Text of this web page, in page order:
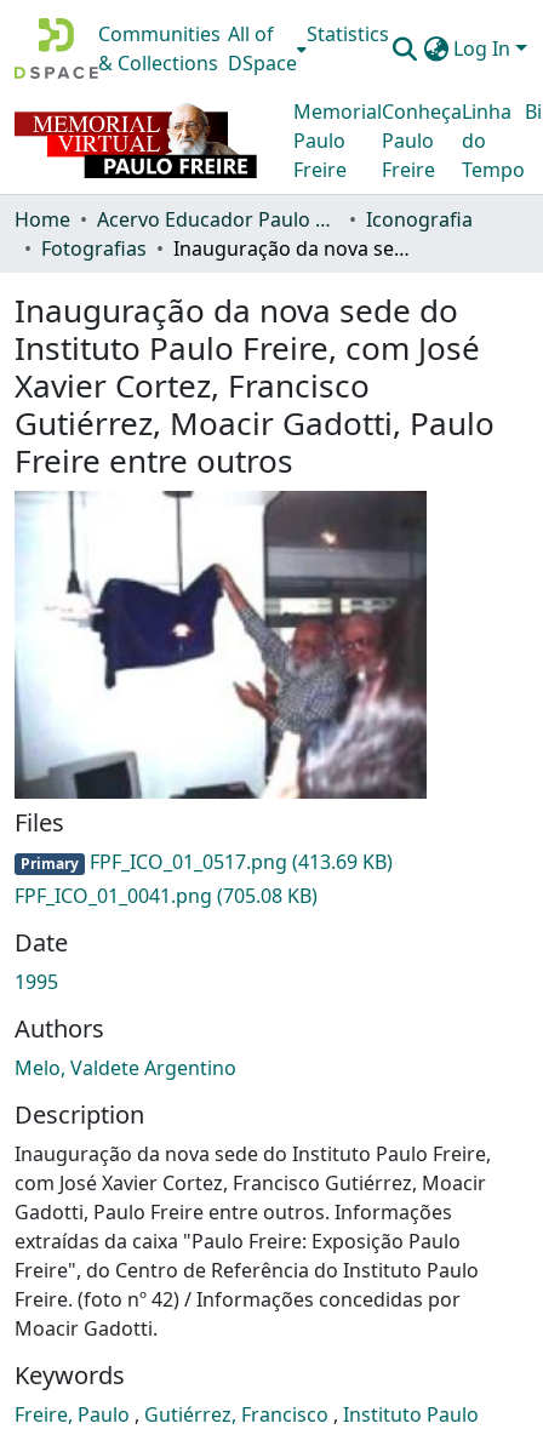
Communities
& Collections
All of
DSpace
Statistics
Log In
Memorial
Paulo
Freire
Conheça
Paulo
Freire
Linha
do
Tempo
Home Acervo Educador Paulo Freire
Iconografia
Fotografias
Inauguração da nova sede do Instituto Paulo Freire, com José Xavier Cortez, Francisco Gutiérrez, Moacir Gadotti, Paulo Freire entre outros
Inauguração da nova sede do
Instituto Paulo Freire, com José
Xavier Cortez, Francisco
Gutiérrez, Moacir Gadotti, Paulo
Freire entre outros
Files
Primary FPF_ICO_01_0517.png (413.69 KB)
FPF_ICO_01_0041.png (705.08 KB)
Date
1995
Authors
Melo, Valdete Argentino
Description
Inauguração da nova sede do Instituto Paulo Freire,
com José Xavier Cortez, Francisco Gutiérrez, Moacir
Gadotti, Paulo Freire entre outros. Informações
extraídas da caixa "Paulo Freire: Exposição Paulo
Freire", do Centro de Referência do Instituto Paulo
Freire. (foto nº 42) / Informações concedidas por
Moacir Gadotti.
Keywords
Freire, Paulo , Gutiérrez, Francisco , Instituto Paulo